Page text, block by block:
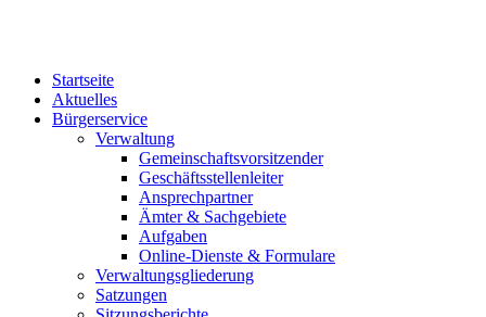
Startseite
Aktuelles
Bürgerservice
Verwaltung
Gemeinschaftsvorsitzender
Geschäftsstellenleiter
Ansprechpartner
Ämter & Sachgebiete
Aufgaben
Online-Dienste & Formulare
Verwaltungsgliederung
Satzungen